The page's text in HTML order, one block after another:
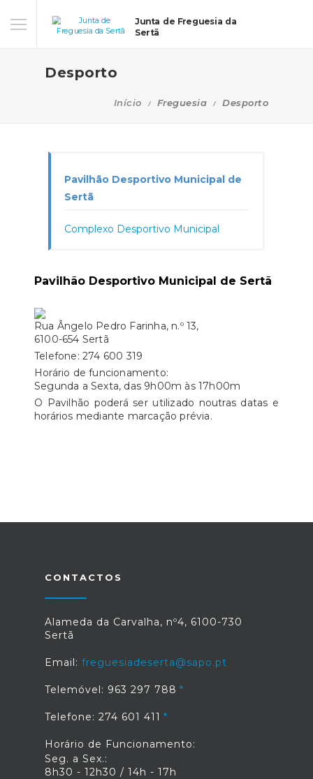
Junta de Freguesia da
Sertã
Desporto
Início Freguesia Desporto
Pavilhão Desportivo Municipal de
Sertã
Complexo Desportivo Municipal
Pavilhão Desportivo Municipal de Sertã
Rua Ângelo Pedro Farinha, n.º 13,
6100-654 Sertã
Telefone: 274 600 319
Horário de funcionamento:
Segunda a Sexta, das 9h00m às 17h00m
O Pavilhão poderá ser utilizado noutras datas e
horários mediante marcação prévia.
CONTACTOS
Alameda da Carvalha, nº4, 6100-730
Sertã
Email: freguesiadeserta@sapo.pt
Telemóvel: 963 297 788
Telefone: 274 601 411
Horário de Funcionamento:
Seg. a Sex.:
8h30 - 12h30 / 14h - 17h